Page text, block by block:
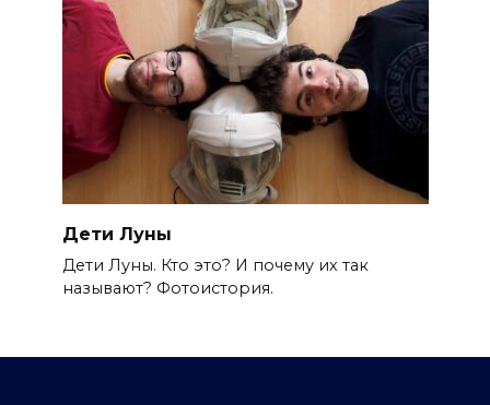
Дети Луны
Дети Луны. Кто это? И почему их так
называют? Фотоистория.